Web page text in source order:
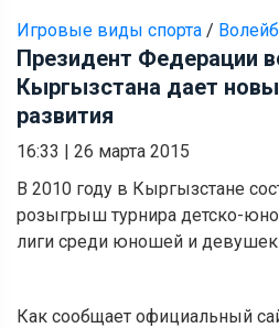
Игровые виды спорта /
Президент Федерации
Кыргызстана дает
развития
16:33 | 26 марта 2015
В 2010 году в Кыргызстане
розыгрыш турнира детско-
лиги среди юношей и
Как сообщает официальный